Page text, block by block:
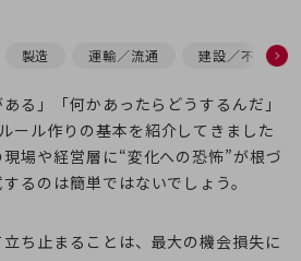
紹介製造 運輸／流通 建設／不動産
る」「何かあったらどうするんだ」
ール作りの基本を紹介してきました
場や経営層に“変化への恐怖”が根づ
るのは簡単ではないでしょう。
ち止まることは、最大の機会損失に